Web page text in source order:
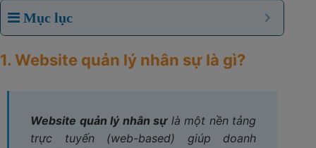
Mục lục
1. Website quản lý nhân sự​ là gì?
Website quản lý nhân sựlà một nền tảng
trực tuyến (web-based) giúp doanh